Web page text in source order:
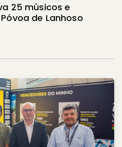
25 músicos e
de Lanhoso